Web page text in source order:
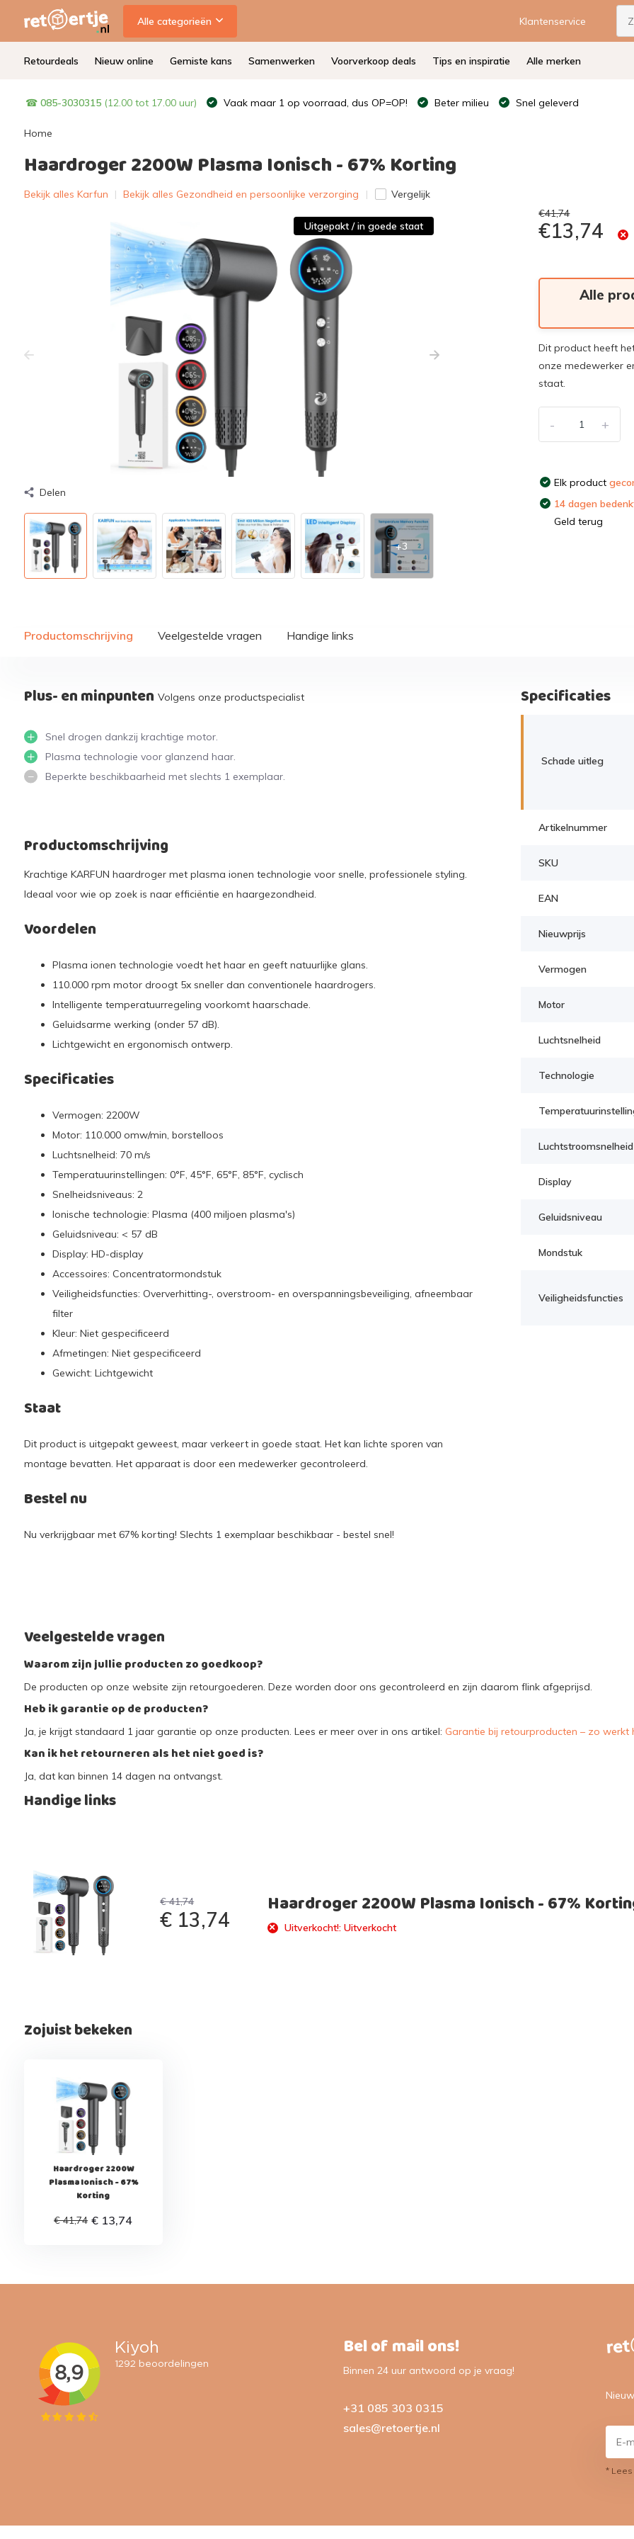
Alle categorieën Klantenservice
Retourdeals Nieuw online Gemiste kans Samenwerken Voorverkoop deals Tips en inspiratie Alle merken
☎ 085-3030315 (12.00 tot 17.00 uur) Vaak maar 1 op voorraad, dus OP=OP! Beter milieu Snel geleverd
Home
Haardroger 2200W Plasma Ionisch - 67% Korting
Bekijk alles Karfun | Bekijk alles Gezondheid en persoonlijke verzorging Vergelijk
Uitgepakt / in goede staat
Delen
+3
€41,74
€13,74
Alle
Dit product heeft
onze medewerker
staat.
+
-
Elk product
14 dagen
Geld terug
Productomschrijving Veelgestelde vragen Handige links
Plus- en minpunten Volgens onze productspecialist
Snel drogen dankzij krachtige motor.
Plasma technologie voor glanzend haar.
Beperkte beschikbaarheid met slechts 1 exemplaar.
Productomschrijving
Krachtige KARFUN haardroger met plasma ionen technologie voor snelle, professionele styling.
Ideaal voor wie op zoek is naar efficiëntie en haargezondheid.
Voordelen
Plasma ionen technologie voedt het haar en geeft natuurlijke glans.
110.000 rpm motor droogt 5x sneller dan conventionele haardrogers.
Intelligente temperatuurregeling voorkomt haarschade.
Geluidsarme werking (onder 57 dB).
Lichtgewicht en ergonomisch ontwerp.
Specificaties
Vermogen: 2200W
Motor: 110.000 omw/min, borstelloos
Luchtsnelheid: 70 m/s
Temperatuurinstellingen: 0°F, 45°F, 65°F, 85°F, cyclisch
Snelheidsniveaus: 2
Ionische technologie: Plasma (400 miljoen plasma's)
Geluidsniveau: < 57 dB
Display: HD-display
Accessoires: Concentratormondstuk
Veiligheidsfuncties: Oververhitting-, overstroom- en overspanningsbeveiliging, afneembaar
filter
Kleur: Niet gespecificeerd
Afmetingen: Niet gespecificeerd
Gewicht: Lichtgewicht
Staat
Dit product is uitgepakt geweest, maar verkeert in goede staat. Het kan lichte sporen van
montage bevatten. Het apparaat is door een medewerker gecontroleerd.
Bestel nu
Nu verkrijgbaar met 67% korting! Slechts 1 exemplaar beschikbaar - bestel snel!
Specificaties
Schade uitleg
Artikelnummer
SKU
EAN
Nieuwprijs
Vermogen
Motor
Luchtsnelheid
Technologie
Luchtstroomsnelheid
Display
Geluidsniveau
Mondstuk
Veiligheidsfuncties
Veelgestelde vragen
Waarom zijn jullie producten zo goedkoop?
De producten op onze website zijn retourgoederen. Deze worden door ons gecontroleerd en zijn daarom flink afgeprijsd.
Heb ik garantie op de producten?
Ja, je krijgt standaard 1 jaar garantie op onze producten. Lees er meer over in ons artikel: Garantie bij retourproducten – zo werkt
Kan ik het retourneren als het niet goed is?
Ja, dat kan binnen 14 dagen na ontvangst.
Handige links
€ 41,74
€ 13,74
Haardroger 2200W Plasma Ionisch - 67%
Uitverkocht!: Uitverkocht
Zojuist bekeken
Haardroger 2200W
Plasma Ionisch - 67%
Korting
€ 41,74 € 13,74
Bel of mail ons!
Binnen 24 uur antwoord op je vraag!
+31 085 303 0315
sales@retoertje.nl
*